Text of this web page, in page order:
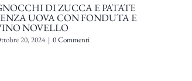
DI ZUCCA E PATATE
UOVA CON FONDUTA E
NOVELLO
20, 2024 | 0 Commenti